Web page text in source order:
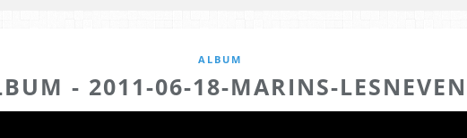
ALBUM
- 2011-06-18-MARINS-LESNEVEN